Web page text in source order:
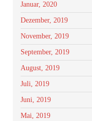
Januar, 2020
Dezember, 2019
November, 2019
September, 2019
August, 2019
Juli, 2019
Juni, 2019
Mai, 2019